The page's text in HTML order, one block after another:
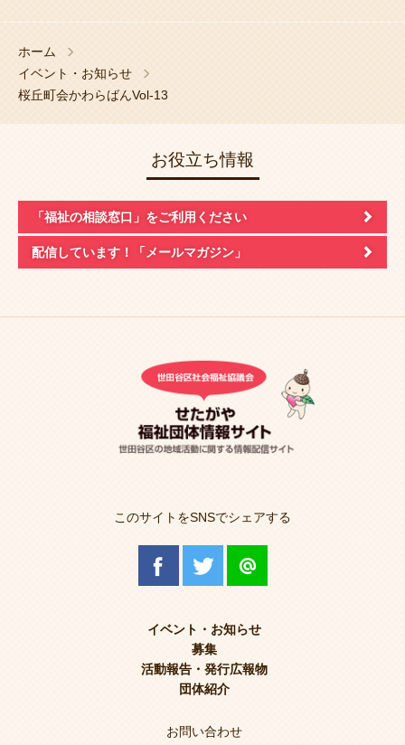
ホーム
イベント・お知らせ
桜丘町会かわらばんVol-13
お役立ち情報
「福祉の相談窓口」 をご利用ください
配信しています！ 「メールマガジン」
このサイトをSNSでシェアする
イベント・お知らせ
募集
活動報告・発行広報物
団体紹介
お問い合わせ